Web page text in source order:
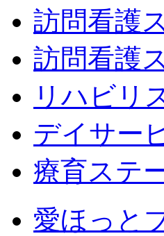
訪問看護
訪問看護
リハビリ
デイサー
療育ステ
愛ほっと